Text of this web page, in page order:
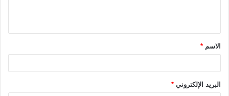
ق
*الاسم *
البريد الإلكتروني *